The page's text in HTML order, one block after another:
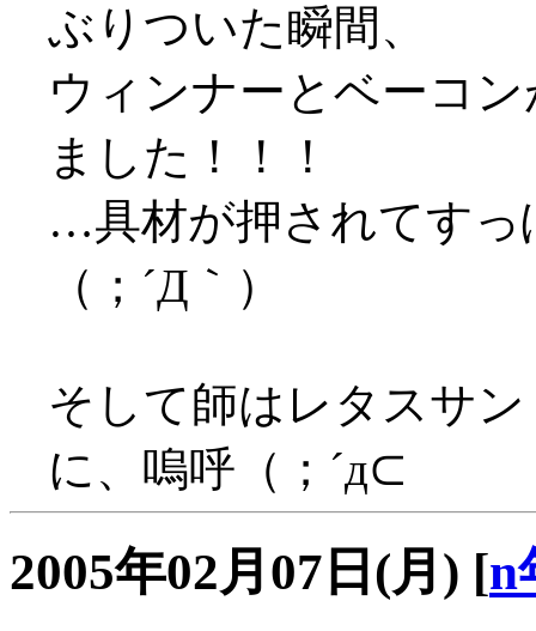
ぶりついた瞬間、
ウィンナーとベーコ
ました！！！
…具材が押されてすっ
（；´Д｀）
そして師はレタスサ
に、嗚呼（；´д⊂
2005年02月07日(月) [n